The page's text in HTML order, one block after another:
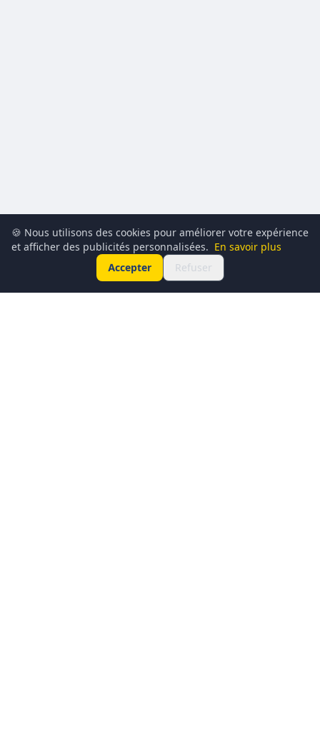
🍪 Nous utilisons des cookies pour améliorer votre expérience
et afficher des publicités personnalisées. En savoir plus
Accepter
Refuser